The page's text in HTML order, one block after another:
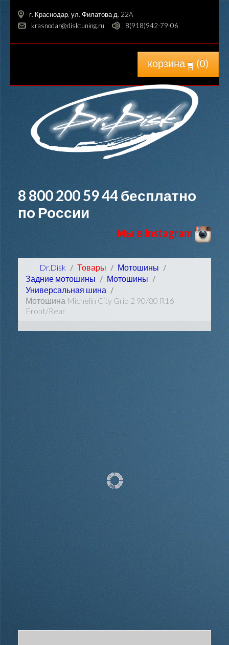
г. Краснодар, ул. Филатова д. 22A
krasnodar@disktuning.ru
8(918)942-79-06
корзина (0)
8 800 200 59 44бесплатно
по России
Мы в Instagram
Dr.Disk Товары
Мотошины
Задние мотошины
Мотошины
Универсальная шина
Мотошина Michelin City Grip 2 90/80 R16
Front/Rear